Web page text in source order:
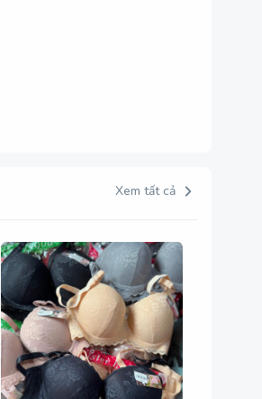
Xem tất cả